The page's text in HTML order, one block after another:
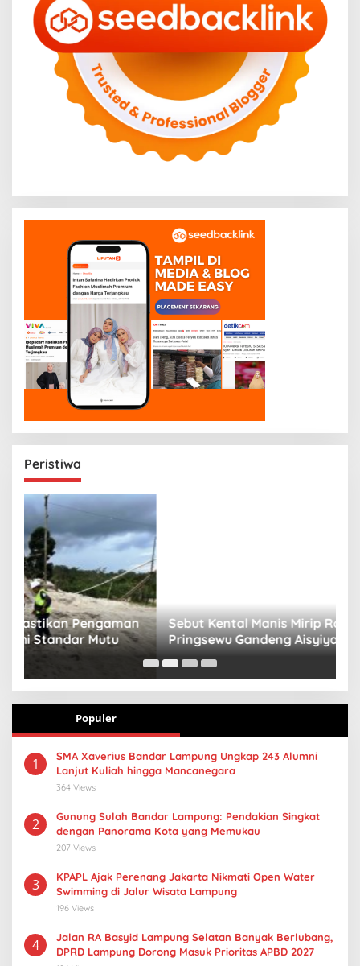
Peristiwa
Sebut Kental Manis Mirip Rokok, Dinkes
Pringsewu Gandeng Aisyiyah Desak Regulasi
Gizi Anak
Populer
1
SMA Xaverius Bandar Lampung Ungkap 243 Alumni
Lanjut Kuliah hingga Mancanegara
364 Views
2
Gunung Sulah Bandar Lampung: Pendakian Singkat
dengan Panorama Kota yang Memukau
207 Views
3
KPAPL Ajak Perenang Jakarta Nikmati Open Water
Swimming di Jalur Wisata Lampung
196 Views
4
Jalan RA Basyid Lampung Selatan Banyak Berlubang,
DPRD Lampung Dorong Masuk Prioritas APBD 2027